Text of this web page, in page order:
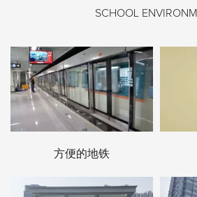
SCHOOL
方便的地铁